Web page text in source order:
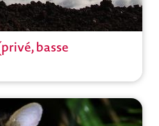
basse